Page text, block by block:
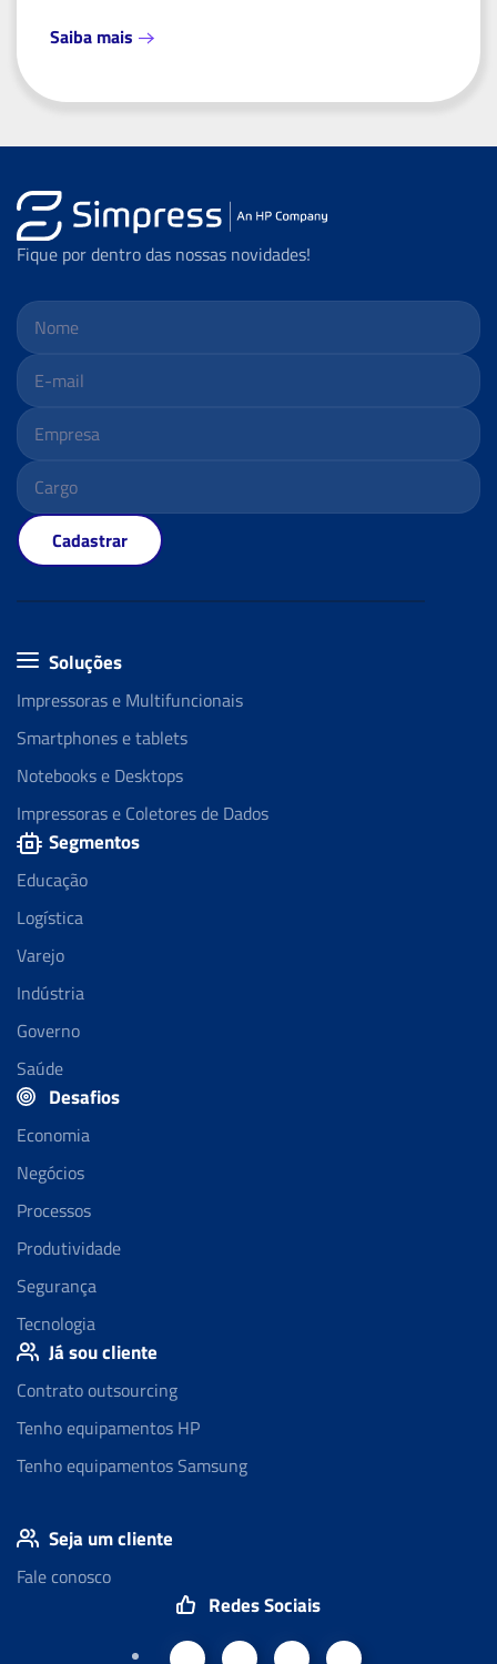
Saiba mais
Fique por dentro das nossas novidades!
Cadastrar
Soluções
Impressoras e Multifuncionais
Smartphones e tablets
Notebooks e Desktops
Impressoras e Coletores de Dados
Segmentos
Educação
Logística
Varejo
Indústria
Governo
Saúde
Desafios
Economia
Negócios
Processos
Produtividade
Segurança
Tecnologia
Já sou cliente
Contrato outsourcing
Tenho equipamentos HP
Tenho equipamentos Samsung
Seja um cliente
Fale conosco
Redes Sociais